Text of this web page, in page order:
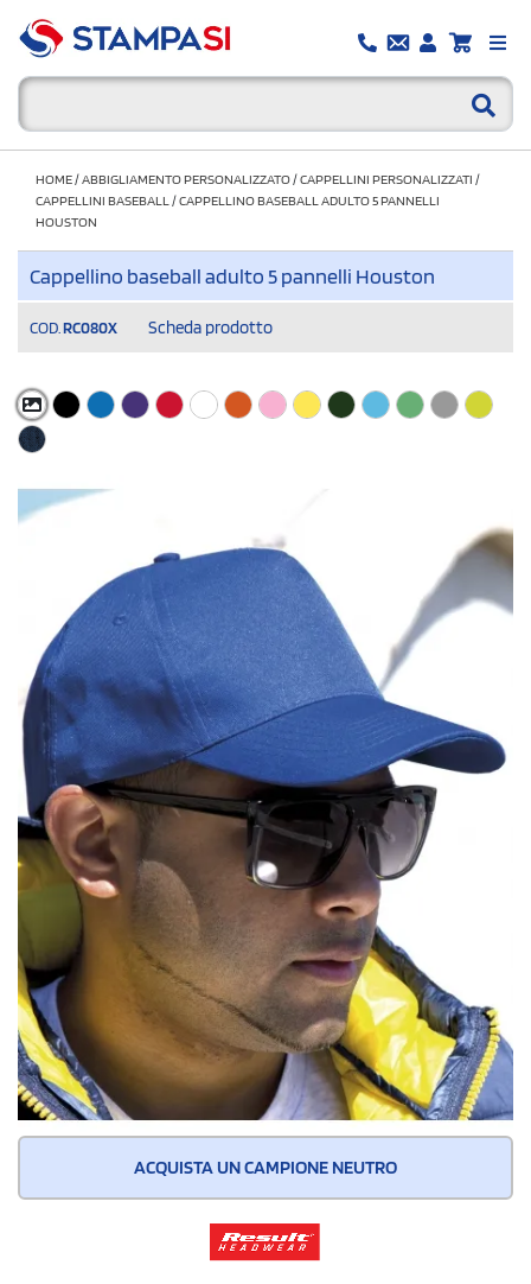
HOME/ABBIGLIAMENTO PERSONALIZZATO/CAPPELLINI PERSONALIZZATI /
CAPPELLINI BASEBALL /CAPPELLINO BASEBALL ADULTO 5 PANNELLI
HOUSTON
Cappellino baseball adulto 5 pannelli Houston
COD. RC080X Scheda prodotto
ACQUISTA UN CAMPIONE NEUTRO